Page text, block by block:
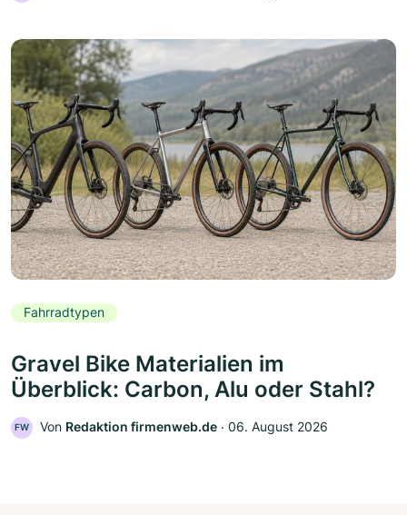
Fahrradtypen
Gravel Bike Materialien im
Überblick: Carbon, Alu oder Stahl?
FW Von Redaktion firmenweb.de ‧ 06. August 2026